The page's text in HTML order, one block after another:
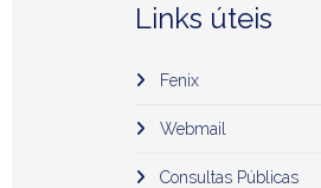
Links úteis
Fenix
Webmail
Consultas Públicas